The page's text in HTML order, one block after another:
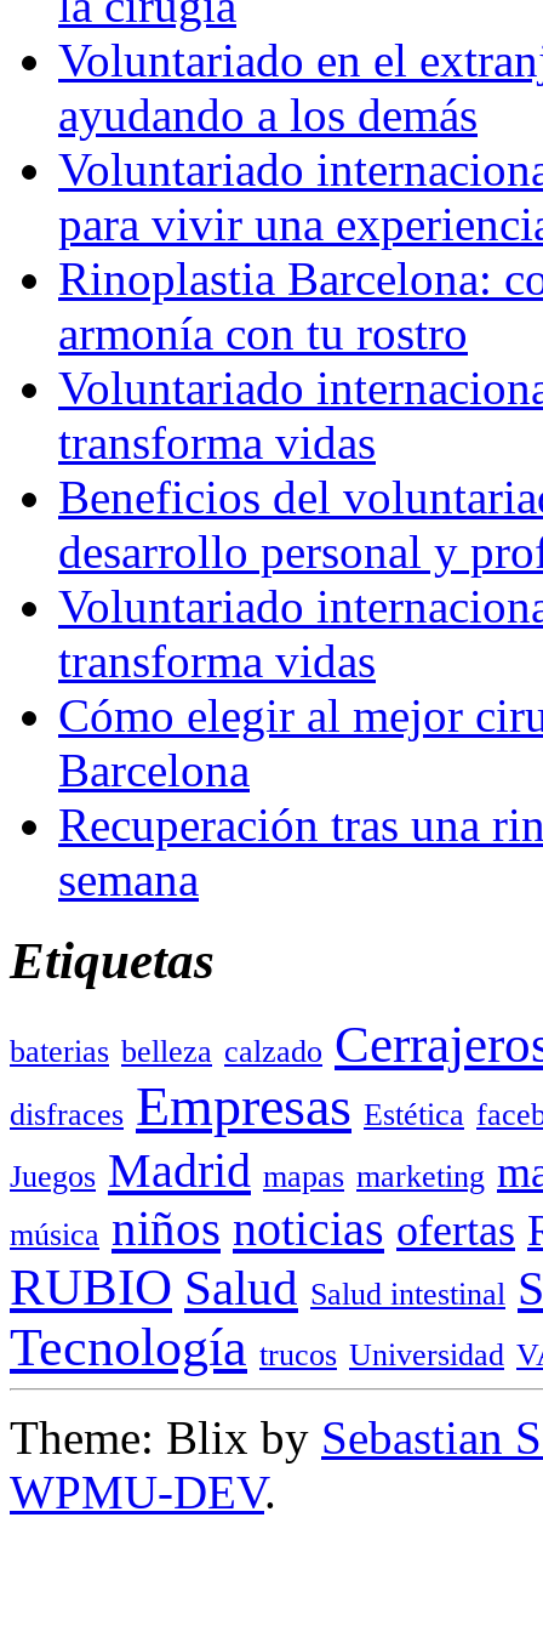
Voluntariado en el
ayudando a los demás
Voluntariado
para vivir una
Rinoplastia Barcelona:
armonía con tu rostro
Voluntariado
transforma vidas
Beneficios del
desarrollo personal y
Voluntariado
transforma vidas
Cómo elegir al mejor
Barcelona
Recuperación tras una
semana
Etiquetas
baterias belleza calzado
disfraces Empresas Estética
Juegos Madrid mapas marketing
música niños noticias ofertas
RUBIO Salud Salud intestinal
Tecnología trucos Universidad
Theme: Blix by Sebastian
WPMU-DEV.